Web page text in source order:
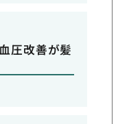
圧改善が髪